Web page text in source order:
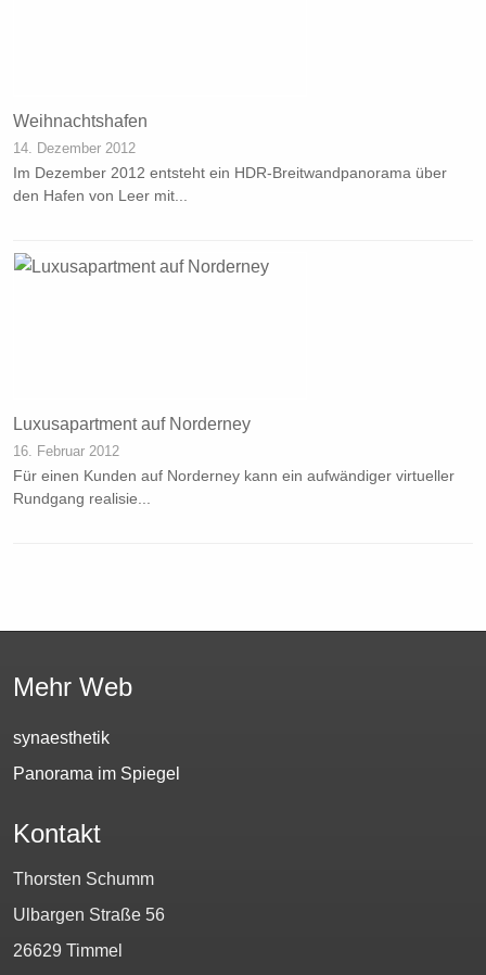
Weihnachtshafen
14. Dezember 2012
Im Dezember 2012 entsteht ein HDR-Breitwandpanorama über
den Hafen von Leer mit...
Luxusapartment auf Norderney
16. Februar 2012
Für einen Kunden auf Norderney kann ein aufwändiger virtueller
Rundgang realisie...
Mehr Web
synaesthetik
Panorama im Spiegel
Kontakt
Thorsten Schumm
Ulbargen Straße 56
26629 Timmel